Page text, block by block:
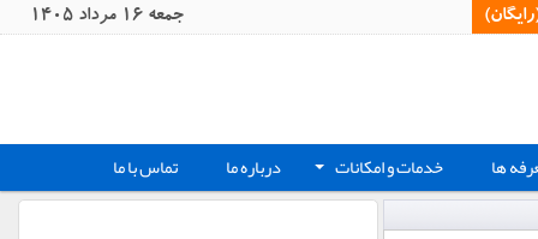
جمعه 16 مرداد 1405
ها + خدمات و امکانات درباره ما تماس با ما